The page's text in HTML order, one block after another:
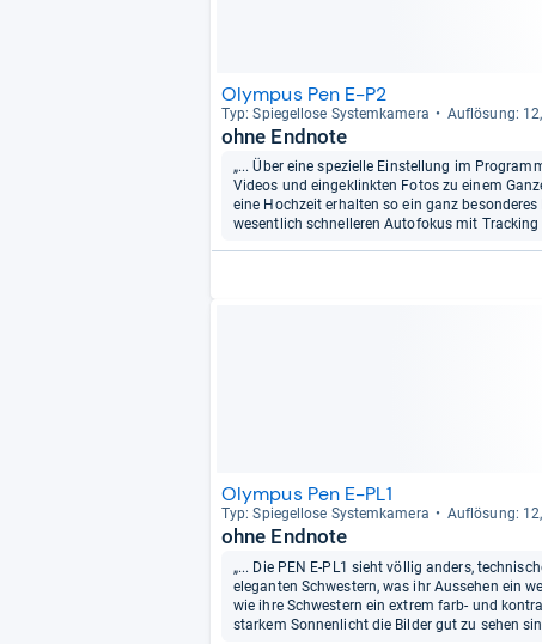
Olympus Pen E-P2
Typ: Spie­gel­lose Sys­tem­ka­mera Auf­lö­sung:
ohne Endnote
„... Über eine spezielle Einstellung im
Videos und eingeklinkten Fotos zu einem
eine Hochzeit erhalten so ein ganz
wesentlich schnelleren Autofokus mit
Olympus Pen E-PL1
Typ: Spie­gel­lose Sys­tem­ka­mera Auf­lö­sung:
ohne Endnote
„... Die PEN E-PL1 sieht völlig anders,
eleganten Schwestern, was ihr Aussehen ein
wie ihre Schwestern ein extrem farb- und
starkem Sonnenlicht die Bilder gut zu sehen